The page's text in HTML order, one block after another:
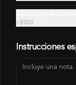
$7.140
Arma Tu
+$900
Instrucciones